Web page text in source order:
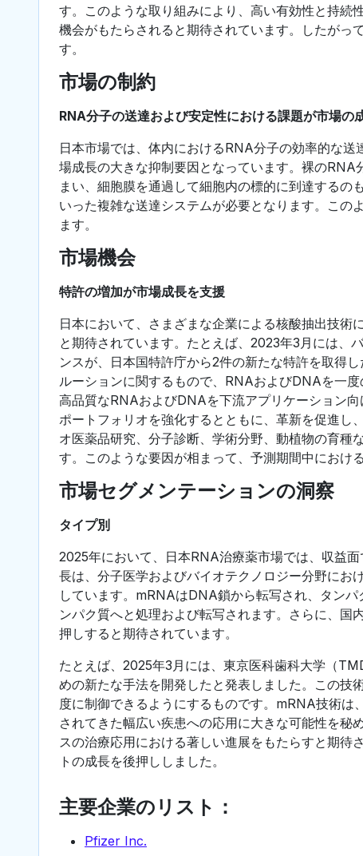
す。このような取り組みにより、高い有効性と持続
機会がもたらされると期待されています。したがっ
す。
市場の制約
RNA分子の送達および安定性における課題が市場の
日本市場では、体内におけるRNA分子の効率的な
場成長の大きな抑制要因となっています。裸の
まい、細胞膜を通過して細胞内の標的に到達する
いった複雑な送達システムが必要となります。この
ます。
市場機会
特許の増加が市場成長を支援
日本において、さまざまな企業による核酸抽出技術
と期待されています。たとえば、2023年3月には、
ンスが、日本国特許庁から2件の新たな特許を取得
ルーションに関するもので、RNAおよびDNAを一
高品質なRNAおよびDNAを下流アプリケーション
ポートフォリオを強化するとともに、革新を促進し
オ医薬品研究、分子診断、学術分野、動植物の育種
す。このような要因が相まって、予測期間中におけ
市場セグメンテーションの洞察
タイプ別
2025年において、日本RNA治療薬市場では、収益
長は、分子医学およびバイオテクノロジー分野に
しています。mRNAはDNA鎖から転写され、タン
ンパク質へと処理および転写されます。さらに、国
押しすると期待されています。
たとえば、2025年3月には、東京医科歯科大学（
めの新たな手法を開発したと発表しました。この
度に制御できるようにするものです。mRNA技術は
されてきた幅広い疾患への応用に大きな可能性を
スの治療応用における著しい進展をもたらすと期待
トの成長を後押ししました。
主要企業のリスト：
Pfizer Inc.